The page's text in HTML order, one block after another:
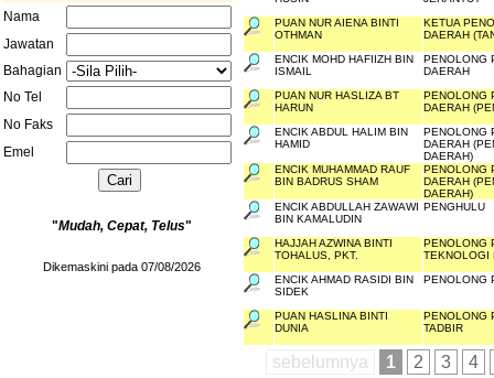
Nama
Jawatan
Bahagian
No Tel
No Faks
Emel
"Mudah, Cepat, Telus"
Dikemaskini pada 07/08/2026
PUAN NUR AIENA BINTI
OTHMAN
KETUA
DAERAH
ENCIK MOHD HAFIIZH BIN
ISMAIL
PENOLONG
DAERAH
PUAN NUR HASLIZA BT
HARUN
PENOLONG
DAERAH
ENCIK ABDUL HALIM BIN
HAMID
PENOLONG
DAERAH
DAERAH)
ENCIK MUHAMMAD RAUF
BIN BADRUS SHAM
PENOLONG
DAERAH
DAERAH)
ENCIK ABDULLAH ZAWAWI
BIN KAMALUDIN
PENGHULU
HAJJAH AZWINA BINTI
TOHALUS, PKT.
PENOLONG
TEKNOLOGI
ENCIK AHMAD RASIDI BIN
SIDEK
PENOLONG
PUAN HASLINA BINTI
DUNIA
PENOLONG
TADBIR
sebelumnya 1 2 3 4